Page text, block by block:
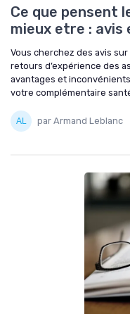
Ce que pensent
mieux etre : avis
Vous cherchez des avis
retours d’expérience des
avantages et
votre complémentaire
par Armand Leblanc